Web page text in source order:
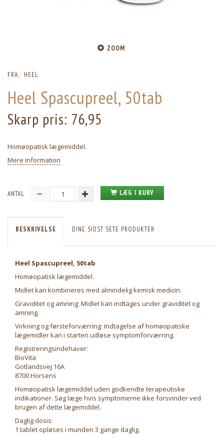
ZOOM
FRA: HEEL
Heel Spascupreel, 50tab
Skarp pris: 76,95
Homøopatisk lægemiddel.
Mere information
ANTAL LÆG I KURV
BESKRIVELSE DINE SIDST SETE PRODUKTER
Heel Spascupreel, 50tab
Homøopatisk lægemiddel.
Midlet kan kombineres med almindelig kemisk medicin.
Graviditet og amning: Midlet kan indtages under graviditet og
amning.
Virkning og førsteforværring: Indtagelse af homøopatiske
lægemidler kan i starten udløse symptomforværring.
Registreringsindehaver:
BioVita
Gotlandsvej 16A
8700 Horsens
Homøopatisk lægemiddel uden godkendte terapeutiske
indikationer. Søg læge hvis symptomerne ikke forsvinder ved
brugen af dette lægemiddel.
Daglig dosis:
1 tablet opløses i munden 3 gange daglig.